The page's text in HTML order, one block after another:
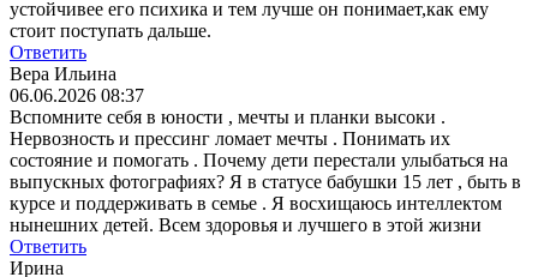
устойчивее его психика и тем лучше он понимает,как ему
стоит поступать дальше.
Ответить
Вера Ильина
06.06.2026 08:37
Вспомните себя в юности , мечты и планки высоки .
Нервозность и прессинг ломает мечты . Понимать их
состояние и помогать . Почему дети перестали улыбаться на
выпускных фотографиях? Я в статусе бабушки 15 лет , быть в
курсе и поддерживать в семье . Я восхищаюсь интеллектом
нынешних детей. Всем здоровья и лучшего в этой жизни
Ответить
Ирина